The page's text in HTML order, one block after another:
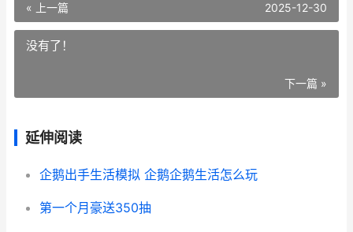
« 上一篇 2025-12-30
没有了！
下一篇 »
延伸阅读
企鹅出手生活模拟 企鹅企鹅生活怎么玩
第一个月豪送350抽